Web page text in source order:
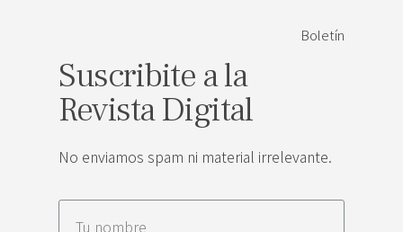
Boletín
Suscribite a la
Revista Digital
No enviamos spam ni material irrelevante.